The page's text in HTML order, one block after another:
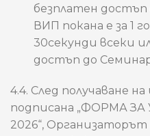
безплатен
ВИП покана е за 1
30секунди всеки
достъп до
4.4. След получаване
подписана „ФОРМА ЗА
2026“,